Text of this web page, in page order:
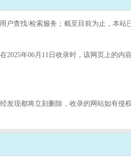
户查找/检索服务；截至目前为止，本站
年06月11日收录时，该网页上的内
发现都将立刻删除，收录的网站如有侵